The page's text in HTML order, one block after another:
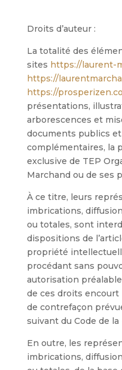
Droits d’auteur :
La totalité des
sites https://laurent-
https://
https://
présentations,
arborescences et
documents publics
complémentaires, la
exclusive de TEP
Marchand ou de ses
À ce titre, leurs
imbrications,
ou totales, sont
dispositions de
propriété
procédant sans
autorisation
de ces droits
de contrefaçon
suivant du Code de
En outre, les
imbrications,